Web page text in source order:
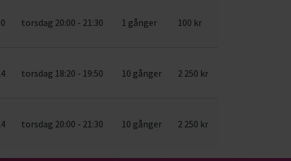
torsdag 20:00 - 21:30 1 gånger 100 kr
torsdag 18:20 - 19:50 10 gånger 2 250 kr
torsdag 20:00 - 21:30 10 gånger 2 250 kr